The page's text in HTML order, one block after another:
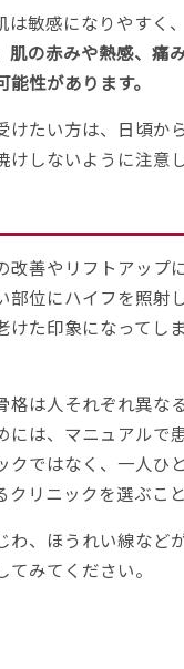
は敏感になりやすく
肌の赤みや熱感、痛
性があります。
けたい方は、日頃か
けしないように注意
改善やリフトアップ
部位にハイフを照射
けた印象になってし
格は人それぞれ異な
には、マニュアルで
クではなく、一人ひ
リニックを選ぶこと
わ、ほうれい線など
みてください。